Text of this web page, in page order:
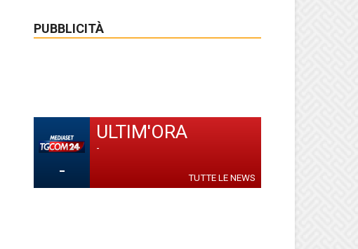
PUBBLICITÀ
-
ULTIM'ORA
-
TUTTE LE NEWS